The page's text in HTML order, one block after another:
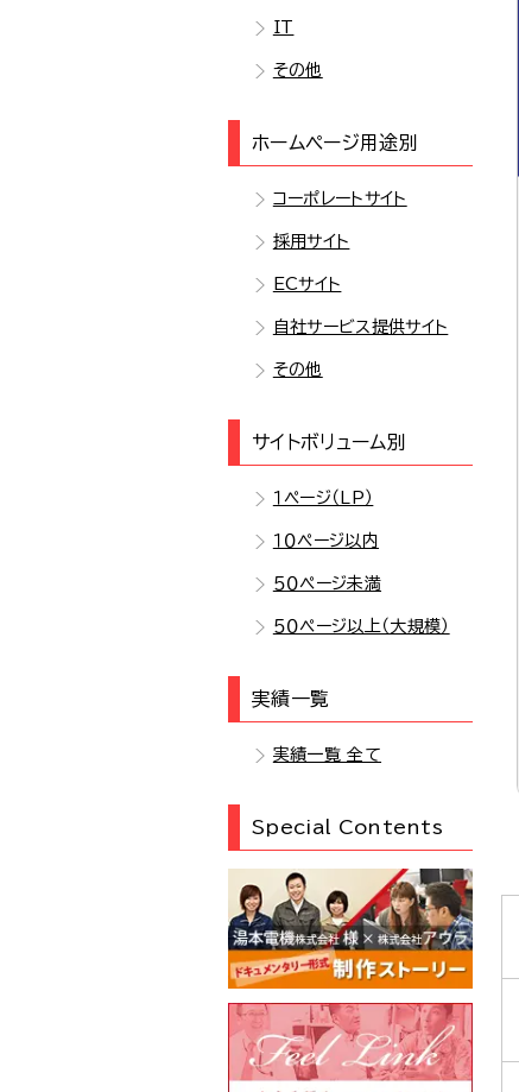
その他
ホームページ用途別
コーポレートサイト
採用サイト
ECサイト
自社サービス提供サイト
その他
サイトボリューム別
１ページ（LP）
１０ページ以内
５０ページ未満
５０ページ以上（大規模）
実績一覧
実績一覧 全て
Special Contents